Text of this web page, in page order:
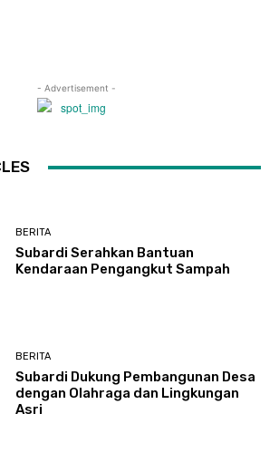
- Advertisement -
BERITA
Subardi Serahkan Bantuan
Kendaraan Pengangkut Sampah
BERITA
Subardi Dukung Pembangunan Desa
dengan Olahraga dan Lingkungan
Asri